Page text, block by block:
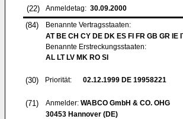
(22) Anmeldetag: 30.09.2000
(84)
Benannte Vertragsstaaten:
AT BE CH CY DE DK ES FI FR GB GR IE
Benannte Erstreckungsstaaten:
AL LT LV MK RO SI
(30) Priorität: 02.12.1999 DE 19958221
(71) Anmelder: WABCO GmbH & CO. OHG
30453 Hannover (DE)